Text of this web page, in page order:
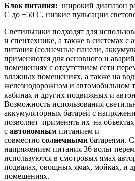
Блок питания: широкий диапазон
С до +50 С, низкие пульсации
Светильники подходят для
и спецтехнике, а также в системах
питания (солнечные панели,
применяются для основного и
помещениях с отсутствием сети
влажных помещениях, а также на
железнодорожном и автомобильном
кабинах и других подвижных и
Возможность использования
аккумуляторных батарей с
позволяет применять их на объектах
с автономным питанием и
совместно солнечными батареями.
напряжением питания 36 вольт
используются в смотровых ямах
подвалах, овощных ямах, мойках, и
помещениях.